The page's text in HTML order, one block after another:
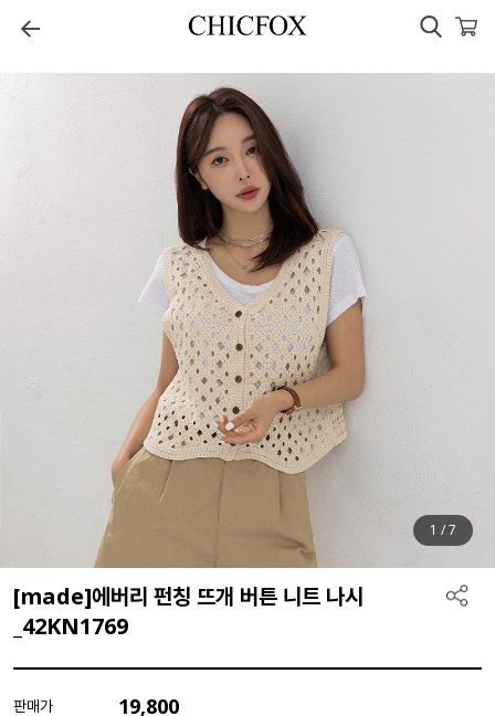
1 /7
[made]에버리 펀칭 뜨개 버튼 니트 나시
_42KN1769
판매가 19,800